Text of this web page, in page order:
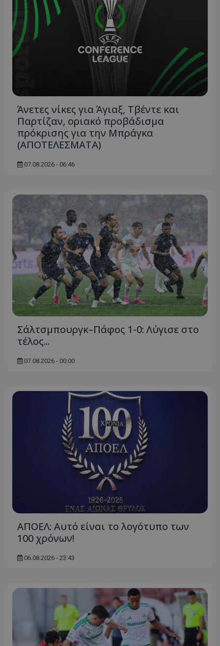
Άνετες νίκες για Άγιαξ, Τβέντε και
Παρτίζαν, οριακό προβάδισμα
πρόκρισης για την Μπράγκα
(ΑΠΟΤΕΛΕΣΜΑΤΑ)
07.08.2026 - 06:46
Σάλτσμπουργκ–Πάφος 1-0: Λύγισε στο
τέλος...
07.08.2026 - 00:00
ΑΠΟΕΛ: Αυτό είναι το λογότυπο των
100 χρόνων!
06.08.2026 - 23:43